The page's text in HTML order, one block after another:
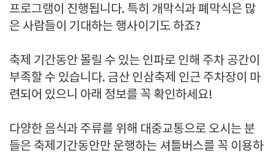
프로그램이 진행됩니다. 특히 개막식과 폐막식은 많
은 사람들이 기대하는 행사이기도 하죠?
축제 기간동안 몰릴 수 있는 인파로 인해 주차 공간이
부족할 수 있습니다. 금산 인삼축제 인근 주차장이 마
련되어 있으니 아래 정보를 꼭 확인하세요!
다양한 음식과 주류를 위해 대중교통으로 오시는 분
들은 축제기간동안만 운행하는 셔틀버스를 꼭 이용하